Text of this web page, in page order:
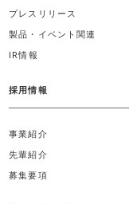
プレスリリース
製品・イベント関連
IR情報
採用情報
事業紹介
先輩紹介
募集要項